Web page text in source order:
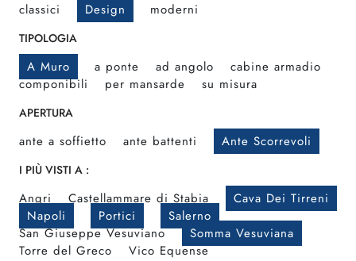
classici Design moderni
TIPOLOGIA
A Muro a ponte ad angolo
cabine armadio
componibili
per mansarde su misura
APERTURA
ante a soffietto ante battenti Ante Scorrevoli
I PIÙ VISTI A :
Angri Castellammare di Stabia
Cava Dei Tirreni
Napoli
Portici
Salerno
San Giuseppe Vesuviano
Somma Vesuviana
Torre del Greco
Vico Equense